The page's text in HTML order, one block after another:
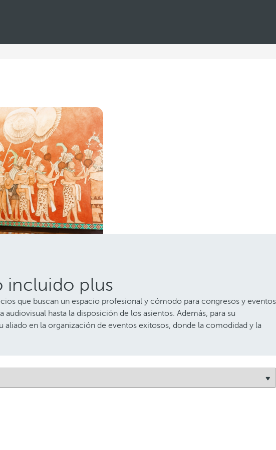
incluido plus
incluido plus
que buscan un espacio profesional y cómodo para congresos y eventos
hasta la disposición de los asientos. Además, para su
en la organización de eventos exitosos, donde la comodidad y la